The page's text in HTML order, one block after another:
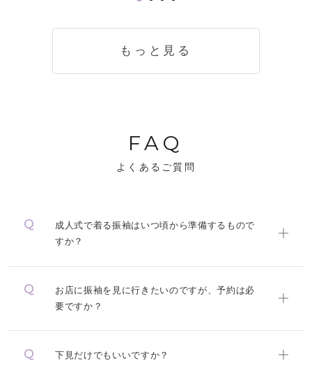
もっと見る
FAQ
よくあるご質問
成人式で着る振袖はいつ頃から準備するもので
すか？
お店に振袖を見に行きたいのですが、予約は必
要ですか？
下見だけでもいいですか？